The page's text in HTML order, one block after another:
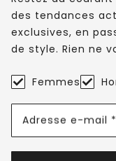
des tendances
exclusives, en
de style. Rien ne
Femmes
Adresse e-mail *